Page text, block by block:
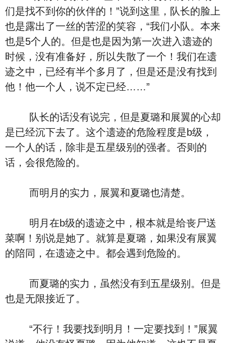
们是找不到你的伙伴的！”说到这里，队长的脸上
也是露出了一丝的苦涩的笑容，“我们小队。本来
也是5个人的。但是也是因为第一次进入遗迹的
时候，没有准备好，所以失散了一个！我们在遗
迹之中，已经有半个多月了，但是还是没有找到
他！他一个人，说不定已经……”
队长的话没有说完，但是夏璐和展翼的心却
是已经沉下去了。这个遗迹的危险程度是b级，
一个人的话，除非是五星级别的强者。否则的
话，会很危险的。
而明月的实力，展翼和夏璐也清楚。
明月在b级的遗迹之中，根本就是给丧尸送
菜啊！别说是她了。就算是夏璐，如果没有展翼
的陪同，在遗迹之中。都会遇到危险的。
而夏璐的实力，虽然没有到五星级别。但是
也是无限接近了。
“不行！我要找到明月！一定要找到！”展翼